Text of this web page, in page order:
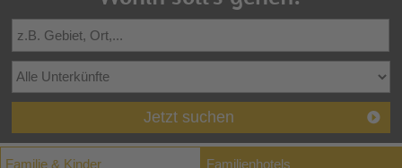
Jetzt suchen
Familie & Kinder Familienhotels